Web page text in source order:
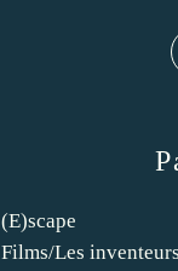
(E)scape
Films/Les